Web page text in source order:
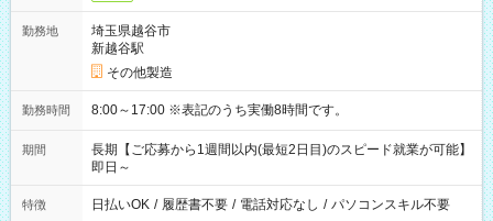
勤務地
埼玉県越谷市
新越谷駅
その他製造
勤務時間 8:00～17:00 ※表記のうち実働8時間です。
期間
長期【ご応募から1週間以内(最短2日目)のスピード就業が可能】
即日～
特徴 日払いOK / 履歴書不要 / 電話対応なし / パソコンスキル不要